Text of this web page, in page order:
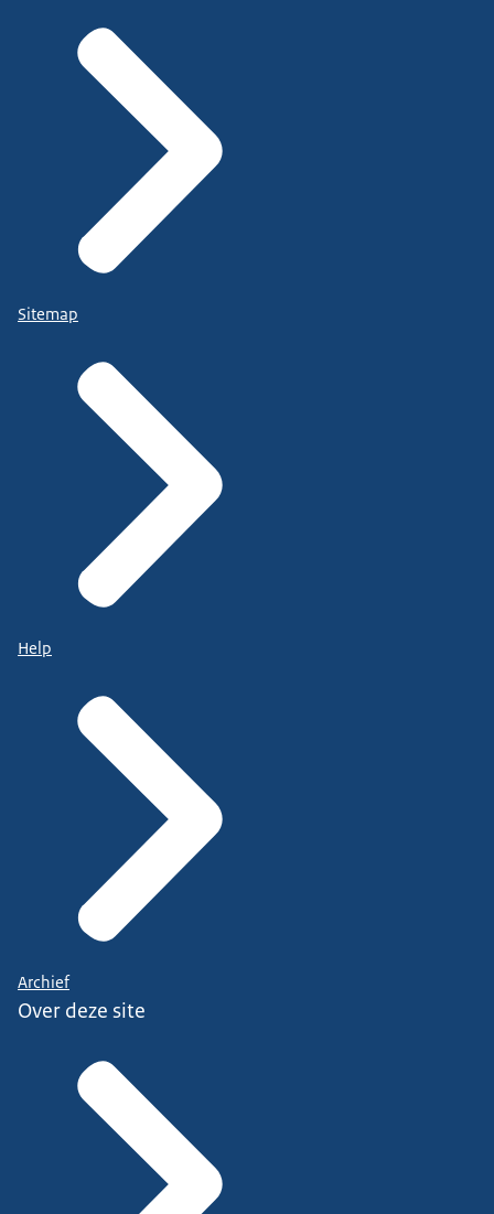
Sitemap
Help
Archief
Over deze site